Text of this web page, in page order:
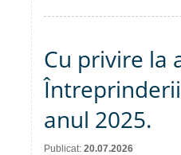
Cu privire la
anul 2025.
Publicat: 20.07.2026